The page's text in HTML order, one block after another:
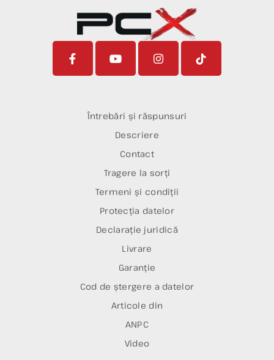
Întrebări și răspunsuri
Descriere
Contact
Tragere la sorți
Termeni și condiții
Protecția datelor
Declarație juridică
Livrare
Garanție
Cod de ștergere a datelor
Articole din
ANPC
Video